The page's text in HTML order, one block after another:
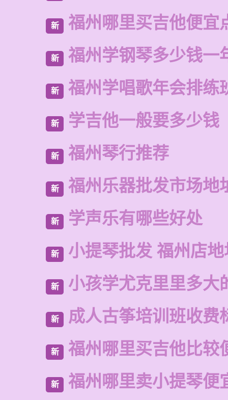
新 福州哪里买吉他便宜
新 福州学钢琴多少钱一
新 福州学唱歌年会排练
新 学吉他一般要多少钱
新 福州琴行推荐
新 福州乐器批发市场地
新 学声乐有哪些好处
新 小提琴批发 福州店
新 小孩学尤克里里多大
新 成人古筝培训班收费
新 福州哪里买吉他比较
新 福州哪里卖小提琴便